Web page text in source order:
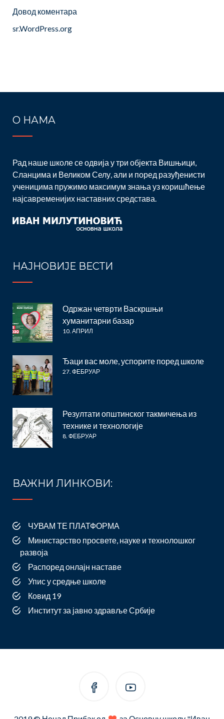
Довод коментара
sr.WordPress.org
О НАМА
Рад наше школе се одвија у три објекта Вишњици,
Сланцима и Великом Селу, али и поред разуђенисти
ученицима пружимо максимум знања уз коришћење
најсавременијих наставних средстава.
НАЈНОВИЈЕ ВЕСТИ
Одржан четврти Васкршњи
хуманитарни базар
10. АПРИЛ
Ђаци вас моле, успорите поред школе
27. ФЕБРУАР
Резултати општинског такмичења из
технике и технологије
8. ФЕБРУАР
ВАЖНИ ЛИНКОВИ:
ЧУВАМ ТЕ ПЛАТФОРМА
Министарство просвете, науке и технолошког
развоја
Распоред онлајн наставе
Упис у средње школе
Ковид 19
Институт за јавно здравље Србије